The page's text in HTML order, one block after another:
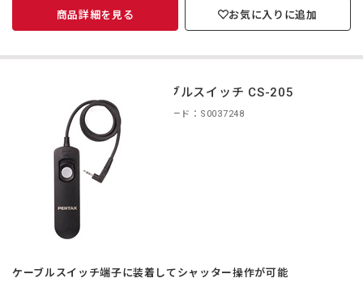
商品詳細を見る お気に入りに追加
ケーブルスイッチ CS-205
商品コード：S0037248
ケーブルスイッチ端子に装着してシャッター操作が可能